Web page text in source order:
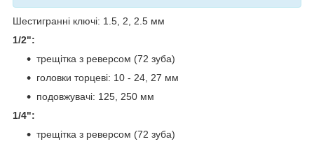
Шестигранні ключі: 1.5, 2, 2.5 мм
1/2":
трещітка з реверсом (72 зуба)
головки торцеві: 10 - 24, 27 мм
подовжувачі: 125, 250 мм
1/4":
трещітка з реверсом (72 зуба)